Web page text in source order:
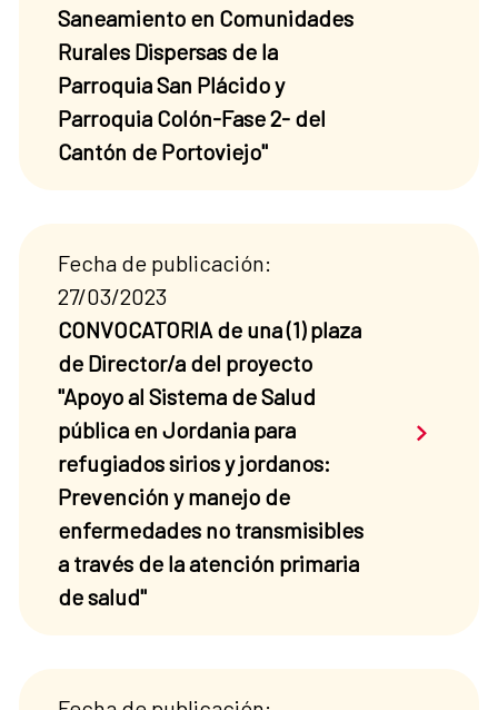
Saneamiento en Comunidades
Rurales Dispersas de la
Parroquia San Plácido y
Parroquia Colón-Fase 2- del
Cantón de Portoviejo"
Fecha de publicación:
27/03/2023
CONVOCATORIA de una (1) plaza
de Director/a del proyecto
"Apoyo al Sistema de Salud
pública en Jordania para
refugiados sirios y jordanos:
Prevención y manejo de
enfermedades no transmisibles
a través de la atención primaria
de salud"
Saber